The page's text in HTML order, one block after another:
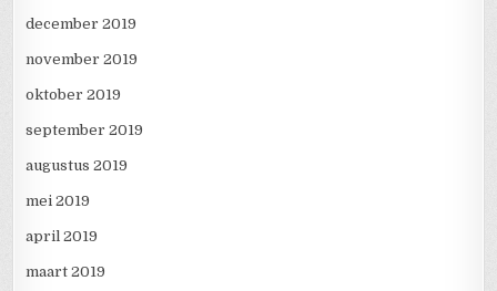
december 2019
november 2019
oktober 2019
september 2019
augustus 2019
mei 2019
april 2019
maart 2019